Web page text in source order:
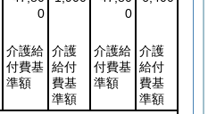
0
0
介護給
付費基
準額
介護
給付
費基
準額
介護給
付費基
準額
介護
給付
費基
準額